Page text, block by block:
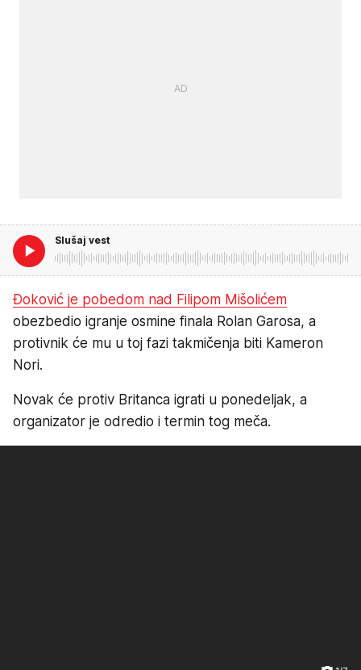
Slušaj vest
Đoković je pobedom nad Filipom Mišolićem
obezbedio igranje osmine finala Rolan Garosa, a
protivnik će mu u toj fazi takmičenja biti Kameron
Nori.
Novak će protiv Britanca igrati u ponedeljak, a
organizator je odredio i termin tog meča.